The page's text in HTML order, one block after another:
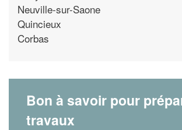
Neuville-sur-Saone
Quincieux
Corbas
Bon à savoir pour
travaux